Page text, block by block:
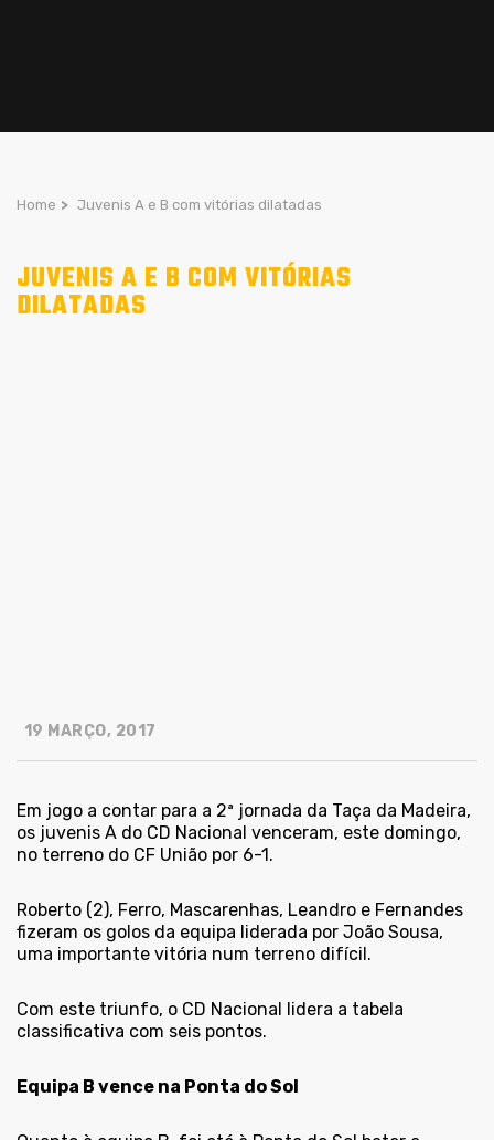
Home > Juvenis A e B com vitórias dilatadas
JUVENIS A E B COM VITÓRIAS
DILATADAS
19 MARÇO, 2017
Em jogo a contar para a 2ª jornada da Taça da Madeira,
os juvenis A do CD Nacional venceram, este domingo,
no terreno do CF União por 6-1.
Roberto (2), Ferro, Mascarenhas, Leandro e Fernandes
fizeram os golos da equipa liderada por João Sousa,
uma importante vitória num terreno difícil.
Com este triunfo, o CD Nacional lidera a tabela
classificativa com seis pontos.
Equipa B vence na Ponta do Sol